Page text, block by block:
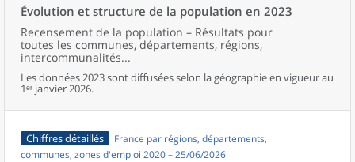
Évolution et structure de la population en 2023
Recensement de la population – Résultats pour
toutes les communes, départements, régions,
intercommunalités...
Les données 2023 sont diffusées selon la géographie en vigueur au
1ᵉʳ janvier 2026.
Chiffres détaillés
France par régions, départements,
communes, zones d'emploi 2020 – 25/06/2026